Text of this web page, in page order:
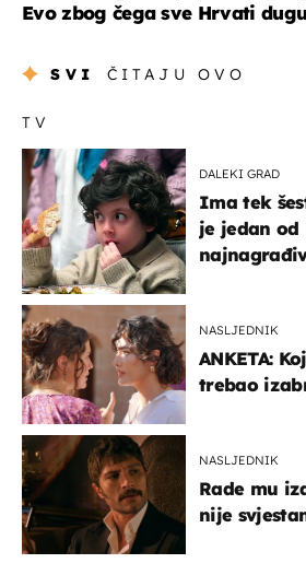
Evo zbog čega sve Hrvati
SVI ČITAJU OVO
TV
DALEKI GRAD
Ima tek
je jedan od
NASLJEDNIK
ANKETA:
trebao
NASLJEDNIK
Rade mu
nije